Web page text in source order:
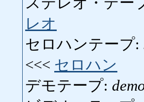
レオ
セロハンテープ:
<<< セロハン
デモテープ: